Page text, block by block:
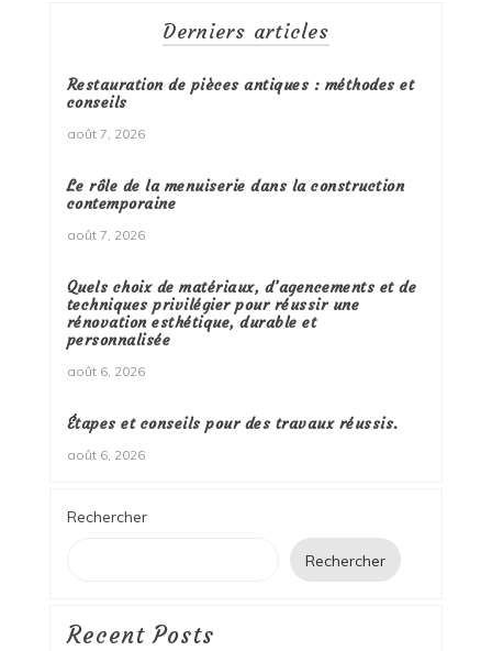
Derniers articles
Restauration de pièces antiques : méthodes et
conseils
août 7, 2026
Le rôle de la menuiserie dans la construction
contemporaine
août 7, 2026
Quels choix de matériaux, d’agencements et de
techniques privilégier pour réussir une
rénovation esthétique, durable et
personnalisée
août 6, 2026
Étapes et conseils pour des travaux réussis.
août 6, 2026
Rechercher
Rechercher
Recent Posts